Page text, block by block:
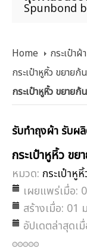
Spunbond
Home กระเป๋าผ้
กระเป๋าหูหิ้ว ขยายก้
กระเป๋าหูหิ้ว ขยายก้
รับทำถุงผ้า รับผ
กระเป๋าหูหิ้ว ขย
หมวด: กระเป๋าหู
เผยแพร่เมื่อ:
สร้างเมื่อ: 01
อัปเดตล่าสุดเ